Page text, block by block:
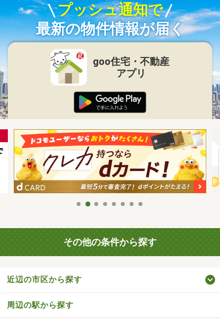
プッシュ通知で
最新の物件情報が届く
goo住宅・不動産
アプリ
その他の条件から探す
近辺の市区から探す
周辺の駅から探す